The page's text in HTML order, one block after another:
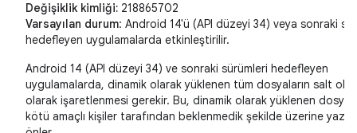
Değişiklik kimliği: 218865702
Varsayılan durum: Android 14'ü (API düzeyi 34) veya sonraki
hedefleyen uygulamalarda etkinleştirilir.
Android 14 (API düzeyi 34) ve sonraki sürümleri hedefleyen
uygulamalarda, dinamik olarak yüklenen tüm dosyaların salt
olarak işaretlenmesi gerekir. Bu, dinamik olarak yüklenen
kötü amaçlı kişiler tarafından beklenmedik şekilde üzerine